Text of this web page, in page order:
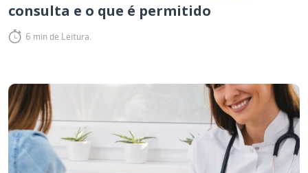
consulta e o que é permitido
6 min de Leitura.